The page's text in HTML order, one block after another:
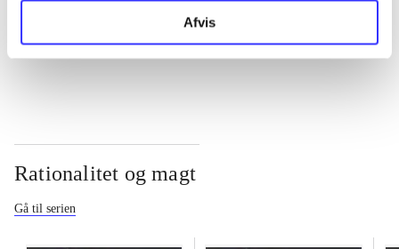
Afvis
Rationalitet og magt
Gå til serien